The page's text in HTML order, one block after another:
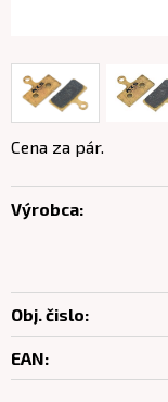
Cena za pár.
Výrobca:
Obj. čislo:
EAN: